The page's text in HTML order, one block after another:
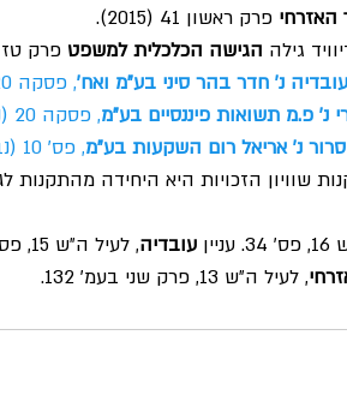
האזרחי פרק ראשון 41 (2015).
גילה הגישה הכלכלית למשפט פרק טז 863 859 (אוריאל פרוקצ׳יה עורך 2012).
עובדיה נ' חדר בהר סיני בע"מ ואח', פסקה 20 (נבו 29.11.2022)
נ' פ.מ תשואות פיננסיים בע"מ, פסקה 20 (נבו 15.12.2022)
סרור נ' אריאל רום השקעות בע"מ, פס׳ 10 (נבו 8.12.2022)
לתקנות שוויון הזכויות היא היחידה
עובדיה, לעיל ה״ש 15, פס׳ 21. עניין
, לעיל ה״ש 13, פרק שני בעמ׳ 132.